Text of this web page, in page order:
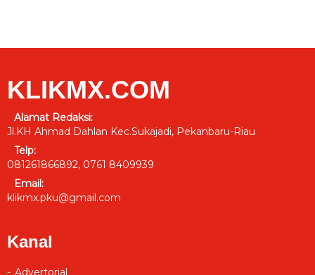
KLIKMX.COM
Alamat Redaksi:
Jl.KH Ahmad Dahlan Kec.Sukajadi, Pekanbaru-Riau
Telp:
081261866892, 0761 8409939
Email:
klikmx.pku@gmail.com
Kanal